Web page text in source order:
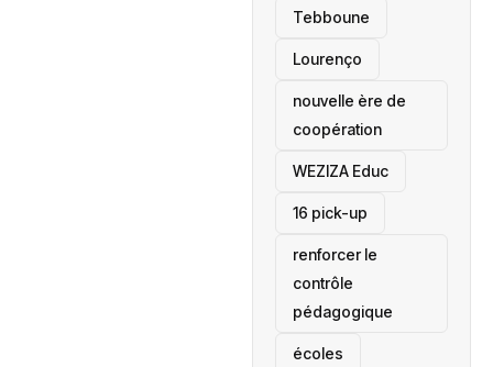
Tebboune
Lourenço
nouvelle ère de
coopération
‎WEZIZA Educ
16 pick-up
renforcer le
contrôle
pédagogique
écoles